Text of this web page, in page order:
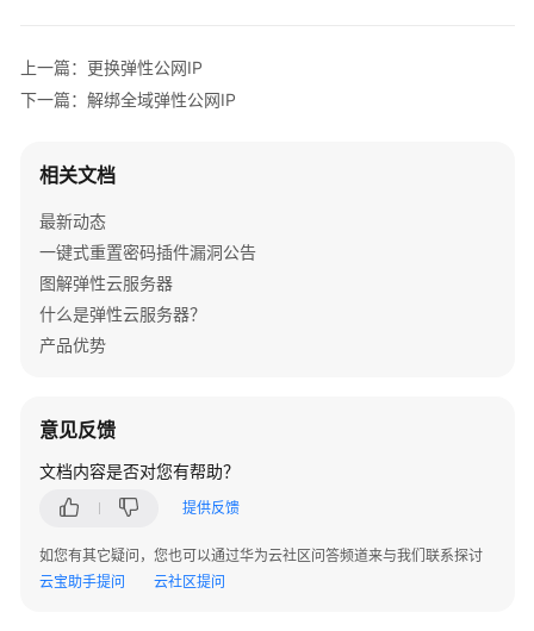
网
卡
性
公
网
IP
理
性
公
IP
概
述
上一篇：更换弹性公网IP
下一篇：解绑全域弹性公网IP
相关文档
最新动态
一键式重置密码插件漏洞公告
图解弹性云服务器
什么是弹性云服务器？
产品优势
意见反馈
文档内容是否对您有帮助？
提供反馈
如您有其它疑问，您也可以通过华为云社区问答频道来与我们联系探讨
云宝助手提问
云社区提问